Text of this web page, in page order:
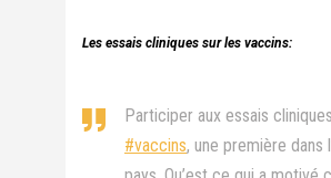
Les essais cliniques sur les vaccins:
Participer aux essais
#vaccins, une première dans